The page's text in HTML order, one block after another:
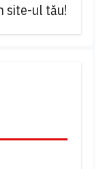
site-ul tău!